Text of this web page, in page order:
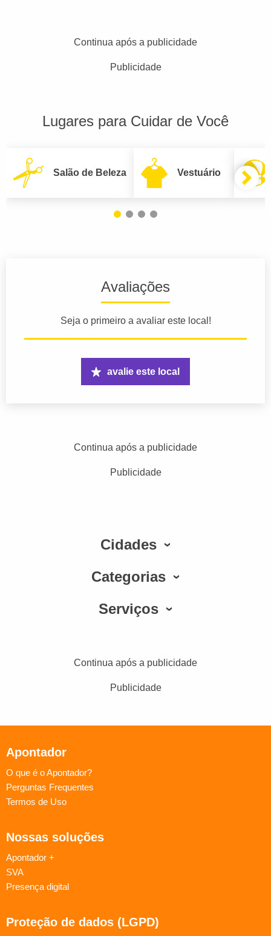
Continua após a publicidade
Publicidade
Lugares para Cuidar de Você
Salão de Beleza Vestuário
Avaliações
Seja o primeiro a avaliar este local!
avalie este local
Continua após a publicidade
Publicidade
Cidades
Categorias
Serviços
Continua após a publicidade
Publicidade
Apontador
O que é o Apontador?
Perguntas Frequentes
Termos de Uso
Nossas soluções
Apontador +
SVA
Presença digital
Proteção de dados (LGPD)